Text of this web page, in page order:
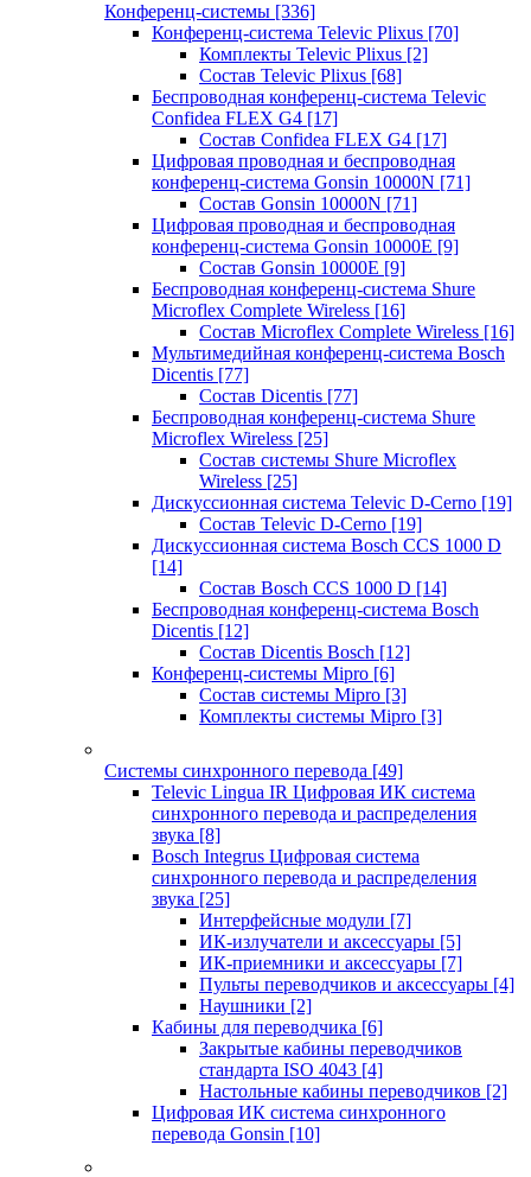
Конференц-системы [336]
Конференц-система Televic Plixus [70]
Комплекты Televic Plixus [2]
Состав Televic Plixus [68]
Беспроводная конференц-система Televic
Confidea FLEX G4 [17]
Состав Confidea FLEX G4 [17]
Цифровая проводная и беспроводная
конференц-система Gonsin 10000N [71]
Состав Gonsin 10000N [71]
Цифровая проводная и беспроводная
конференц-система Gonsin 10000E [9]
Состав Gonsin 10000E [9]
Беспроводная конференц-система Shure
Microflex Complete Wireless [16]
Состав Microflex Complete Wireless [16]
Мультимедийная конференц-система Bosch
Dicentis [77]
Состав Dicentis [77]
Беспроводная конференц-система Shure
Microflex Wireless [25]
Состав системы Shure Microflex
Wireless [25]
Дискуссионная система Televic D-Cerno [19]
Состав Televic D-Cerno [19]
Дискуссионная система Bosch CCS 1000 D
[14]
Состав Bosch CCS 1000 D [14]
Беспроводная конференц-система Bosch
Dicentis [12]
Состав Dicentis Bosch [12]
Конференц-системы Mipro [6]
Состав системы Mipro [3]
Комплекты системы Mipro [3]
Системы синхронного перевода [49]
Televic Lingua IR Цифровая ИК система
синхронного перевода и распределения
звука [8]
Bosch Integrus Цифровая система
синхронного перевода и распределения
звука [25]
Интерфейсные модули [7]
ИК-излучатели и аксессуары [5]
ИК-приемники и аксессуары [7]
Пульты переводчиков и аксессуары [4]
Наушники [2]
Кабины для переводчика [6]
Закрытые кабины переводчиков
стандарта ISO 4043 [4]
Настольные кабины переводчиков [2]
Цифровая ИК система синхронного
перевода Gonsin [10]